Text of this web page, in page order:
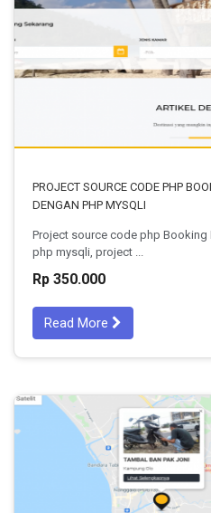
PROJECT SOURCE CODE PHP
DENGAN PHP MYSQLI
Project source code php
php mysqli, project ...
Rp 350.000
Read More